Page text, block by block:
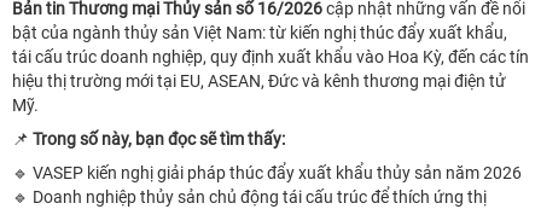
Bản tin Thương mại Thủy sản số 16/2026cập nhật những vấn đề nổi
bật của ngành thủy sản Việt Nam: từ kiến nghị thúc đẩy xuất khẩu,
tái cấu trúc doanh nghiệp, quy định xuất khẩu vào Hoa Kỳ, đến các tín
hiệu thị trường mới tại EU, ASEAN, Đức và kênh thương mại điện tử
Mỹ.
📌 Trong số này, bạn đọc sẽ tìm thấy:
🔹 VASEP kiến nghị giải pháp thúc đẩy xuất khẩu thủy sản năm 2026
🔹 Doanh nghiệp thủy sản chủ động tái cấu trúc để thích ứng thị